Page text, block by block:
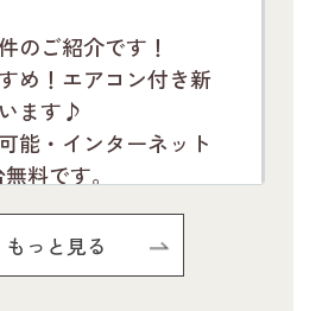
のご紹介です！
め！エアコン付き新
ます♪
能・インターネット
料です。
わせください(^^♪
もっと見る